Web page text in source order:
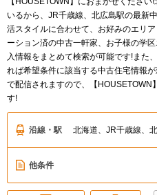
いるから、JR千歳線、北広島駅の最新
活スタイルに合わせて、お好みのエリ
ーション済の中古一軒家、お子様の学
入情報をまとめて検索が可能です!また
れば希望条件に該当する中古住宅情報
で配信されますので、【HOUSETOWN
す!
沿線・駅 北海道、JR千歳線、
他条件